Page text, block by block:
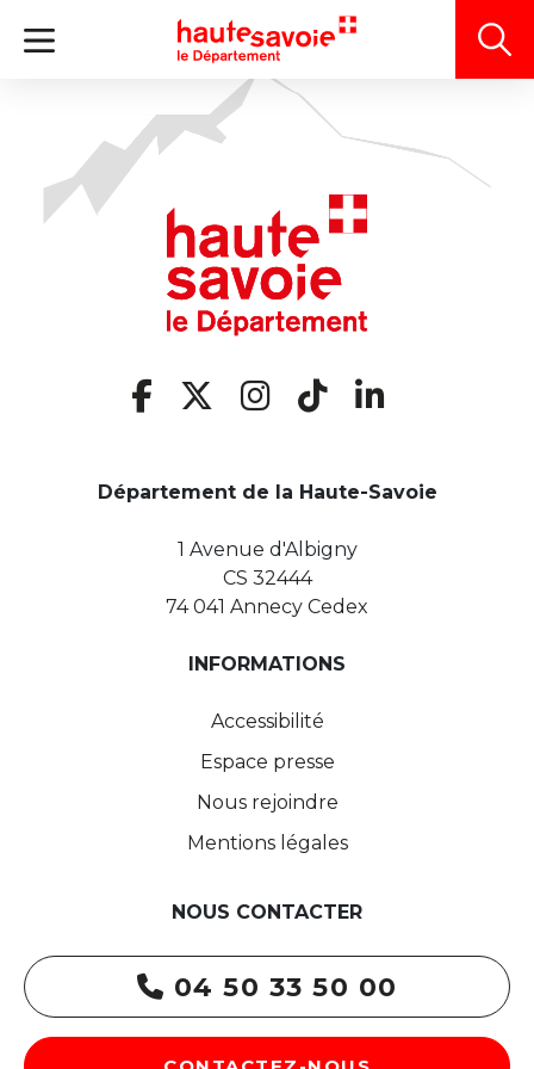
Panneau de gestion des cookies
Département de la Haute-Savoie
1 Avenue d'Albigny
CS 32444
74 041 Annecy Cedex
INFORMATIONS
Accessibilité
Espace presse
Nous rejoindre
Mentions légales
NOUS CONTACTER
04 50 33 50 00